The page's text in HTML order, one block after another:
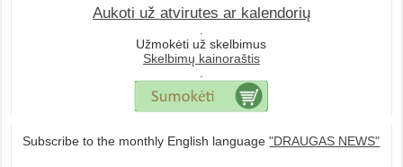
Aukoti už atvirutes ar kalendorių
Užmokėti už skelbimus
Skelbimų kainoraštis
Subscribe to the monthly English language"DRAUGAS NEWS"